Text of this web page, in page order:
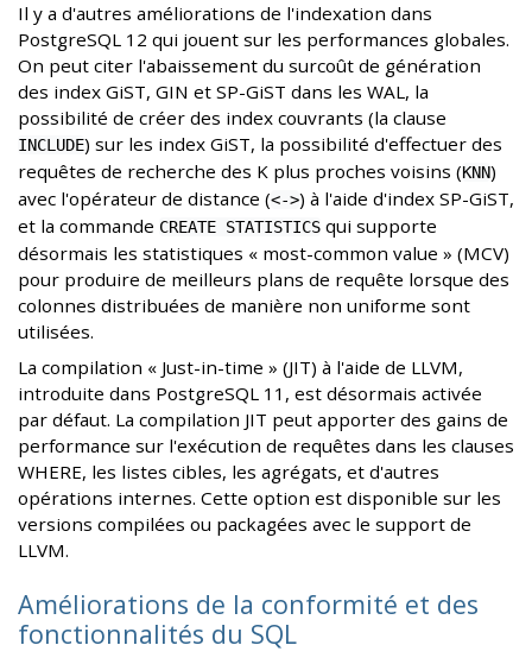
Il y a d'autres améliorations de l'indexation dans
PostgreSQL 12 qui jouent sur les performances globales.
On peut citer l'abaissement du surcoût de génération
des index GiST, GIN et SP-GiST dans les WAL, la
possibilité de créer des index couvrants (la clause
INCLUDE) sur les index GiST, la possibilité d'effectuer des
requêtes de recherche des K plus proches voisins (KNN)
avec l'opérateur de distance (<->) à l'aide d'index SP-GiST,
et la commande CREATE STATISTICS qui supporte
désormais les statistiques « most-common value » (MCV)
pour produire de meilleurs plans de requête lorsque des
colonnes distribuées de manière non uniforme sont
utilisées.
La compilation « Just-in-time » (JIT) à l'aide de LLVM,
introduite dans PostgreSQL 11, est désormais activée
par défaut. La compilation JIT peut apporter des gains de
performance sur l'exécution de requêtes dans les clauses
WHERE, les listes cibles, les agrégats, et d'autres
opérations internes. Cette option est disponible sur les
versions compilées ou packagées avec le support de
LLVM.
Améliorations de la conformité et des
fonctionnalités du SQL